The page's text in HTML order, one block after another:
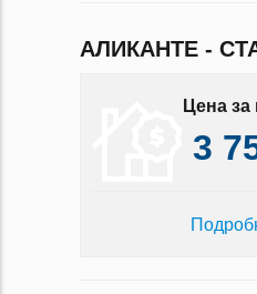
АЛИКАНТЕ -
Цена за
3